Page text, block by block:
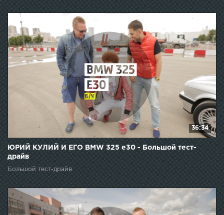
36:34
ЮРИЙ КУЛИЙ И ЕГО BMW 325 e30 - Большой тест-
драйв
Большой тест-драйв